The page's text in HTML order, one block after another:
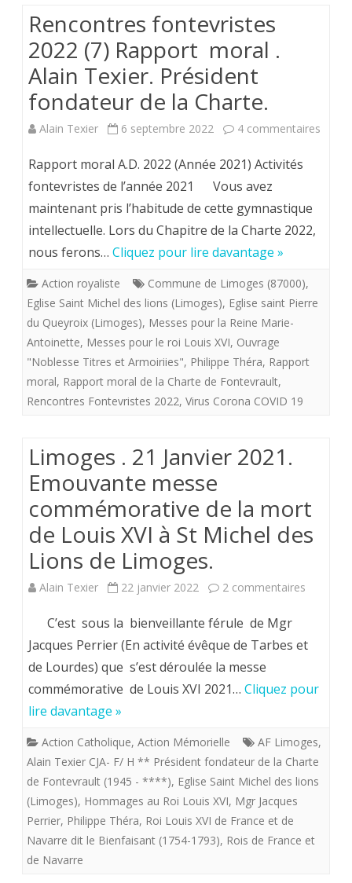
des
Rencontres fontevristes
2022 (7) Rapport moral .
Alain Texier. Président
fondateur de la Charte.
Alain Texier 6 septembre 2022 4 commentaires
Rapport moral A.D. 2022 (Année 2021) Activités
fontevristes de l’année 2021 Vous avez
maintenant pris l’habitude de cette gymnastique
intellectuelle. Lors du Chapitre de la Charte 2022,
nous ferons… Cliquez pour lire davantage »
Action royaliste Commune de Limoges (87000),
Eglise Saint Michel des lions (Limoges), Eglise saint Pierre
du Queyroix (Limoges), Messes pour la Reine Marie-
Antoinette, Messes pour le roi Louis XVI, Ouvrage
"Noblesse Titres et Armoiriies", Philippe Théra, Rapport
moral, Rapport moral de la Charte de Fontevrault,
Rencontres Fontevristes 2022, Virus Corona COVID 19
Limoges . 21 Janvier 2021.
Emouvante messe
commémorative de la mort
de Louis XVI à St Michel des
Lions de Limoges.
Alain Texier 22 janvier 2022 2 commentaires
.
Janvier
messe
de
C’est sous la bienveillante férule de Mgr
Jacques Perrier (En activité évêque de Tarbes et
de Lourdes) que s’est déroulée la messe
commémorative de Louis XVI 2021… Cliquez pour
lire davantage »
Action Catholique, Action Mémorielle AF Limoges,
Alain Texier CJA- F/ H ** Président fondateur de la Charte
de Fontevrault (1945 - ****), Eglise Saint Michel des lions
(Limoges), Hommages au Roi Louis XVI, Mgr Jacques
Perrier, Philippe Théra, Roi Louis XVI de France et de
Navarre dit le Bienfaisant (1754-1793), Rois de France et
de Navarre